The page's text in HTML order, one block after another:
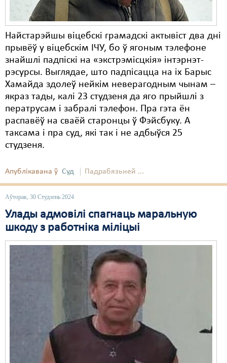
Найстарэйшы віцебскі грамадскі актывіст два дні
прывёў у віцебскім ІЧУ, бо ў ягоным тэлефоне
знайшлі падпіскі на «экстрэмісцкія» інтэрнэт-
рэсурсы. Выглядае, што падпісацца на іх Барыс
Хамайда здолеў нейкім неверагодным чынам –
якраз тады, калі 23 студзеня да яго прыйшлі з
ператрусам і забралі тэлефон. Пра гэта ён
распавёў на сваёй старонцы ў Фэйсбуку. А
таксама і пра суд, які так і не адбыўся 25
студзеня.
Апублікавана ў Суд Падрабязьней ...
Аўторак, 30 Студзень 2024
Улады адмовілі спагнаць маральную
шкоду з работніка міліцыі